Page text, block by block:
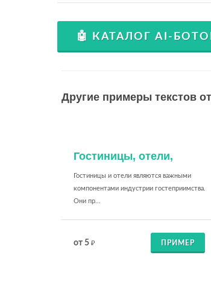
🤖 КАТАЛОГ AI-
Другие примеры текстов
Гостиницы, отели,
Гостиницы и отели являются важными
компонентами индустрии гостеприимства.
Они пр...
от 5 ₽ ПРИМЕР